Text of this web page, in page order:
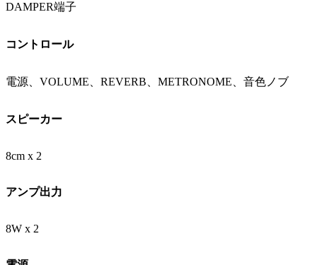
DAMPER端子
コントロール
電源、VOLUME、REVERB、METRONOME、音色ノブ
スピーカー
8cm x 2
アンプ出力
8W x 2